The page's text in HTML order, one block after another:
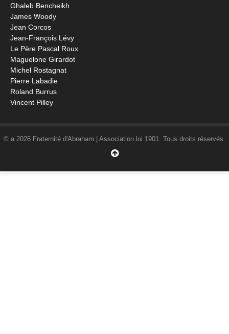
Ghaleb Bencheikh
James Woody
Jean Corcos
Jean-François Lévy
Le Père Pascal Roux
Maguelone Girardot
Michel Rostagnat
Pierre Labadie
Roland Burrus
Vincent Pilley
© a 2026 Fraternité d'Abraham | Association loi 1901. Tous droits réservés.